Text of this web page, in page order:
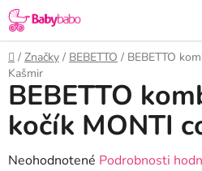
Prejsť
na
obsah
Domov
/ Značky / BEBETTO / BEBETTO
Kašmir
BEBETTO
kočík MONTI
Priemerné
Neohodnotené Podrobnosti